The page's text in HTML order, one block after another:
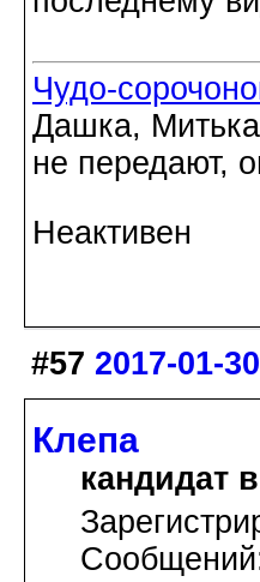
Чудо-
Дашка,
не передают,
Неактивен
#57 2017-01-
Клепа
кандидат